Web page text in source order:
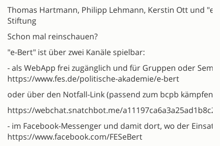
Thomas Hartmann, Philipp Lehmann, Kerstin Ott und
Stiftung
Schon mal reinschauen?
"e-Bert" ist über zwei Kanäle spielbar:
- als WebApp frei zugänglich und für Gruppen oder
https://www.fes.de/politische-akademie/e-bert
oder über den Notfall-Link (passend zum bcpb kämpfen
https://webchat.snatchbot.me/
- im Facebook-Messenger und damit dort, wo der
https://www.facebook.com/FESeBert